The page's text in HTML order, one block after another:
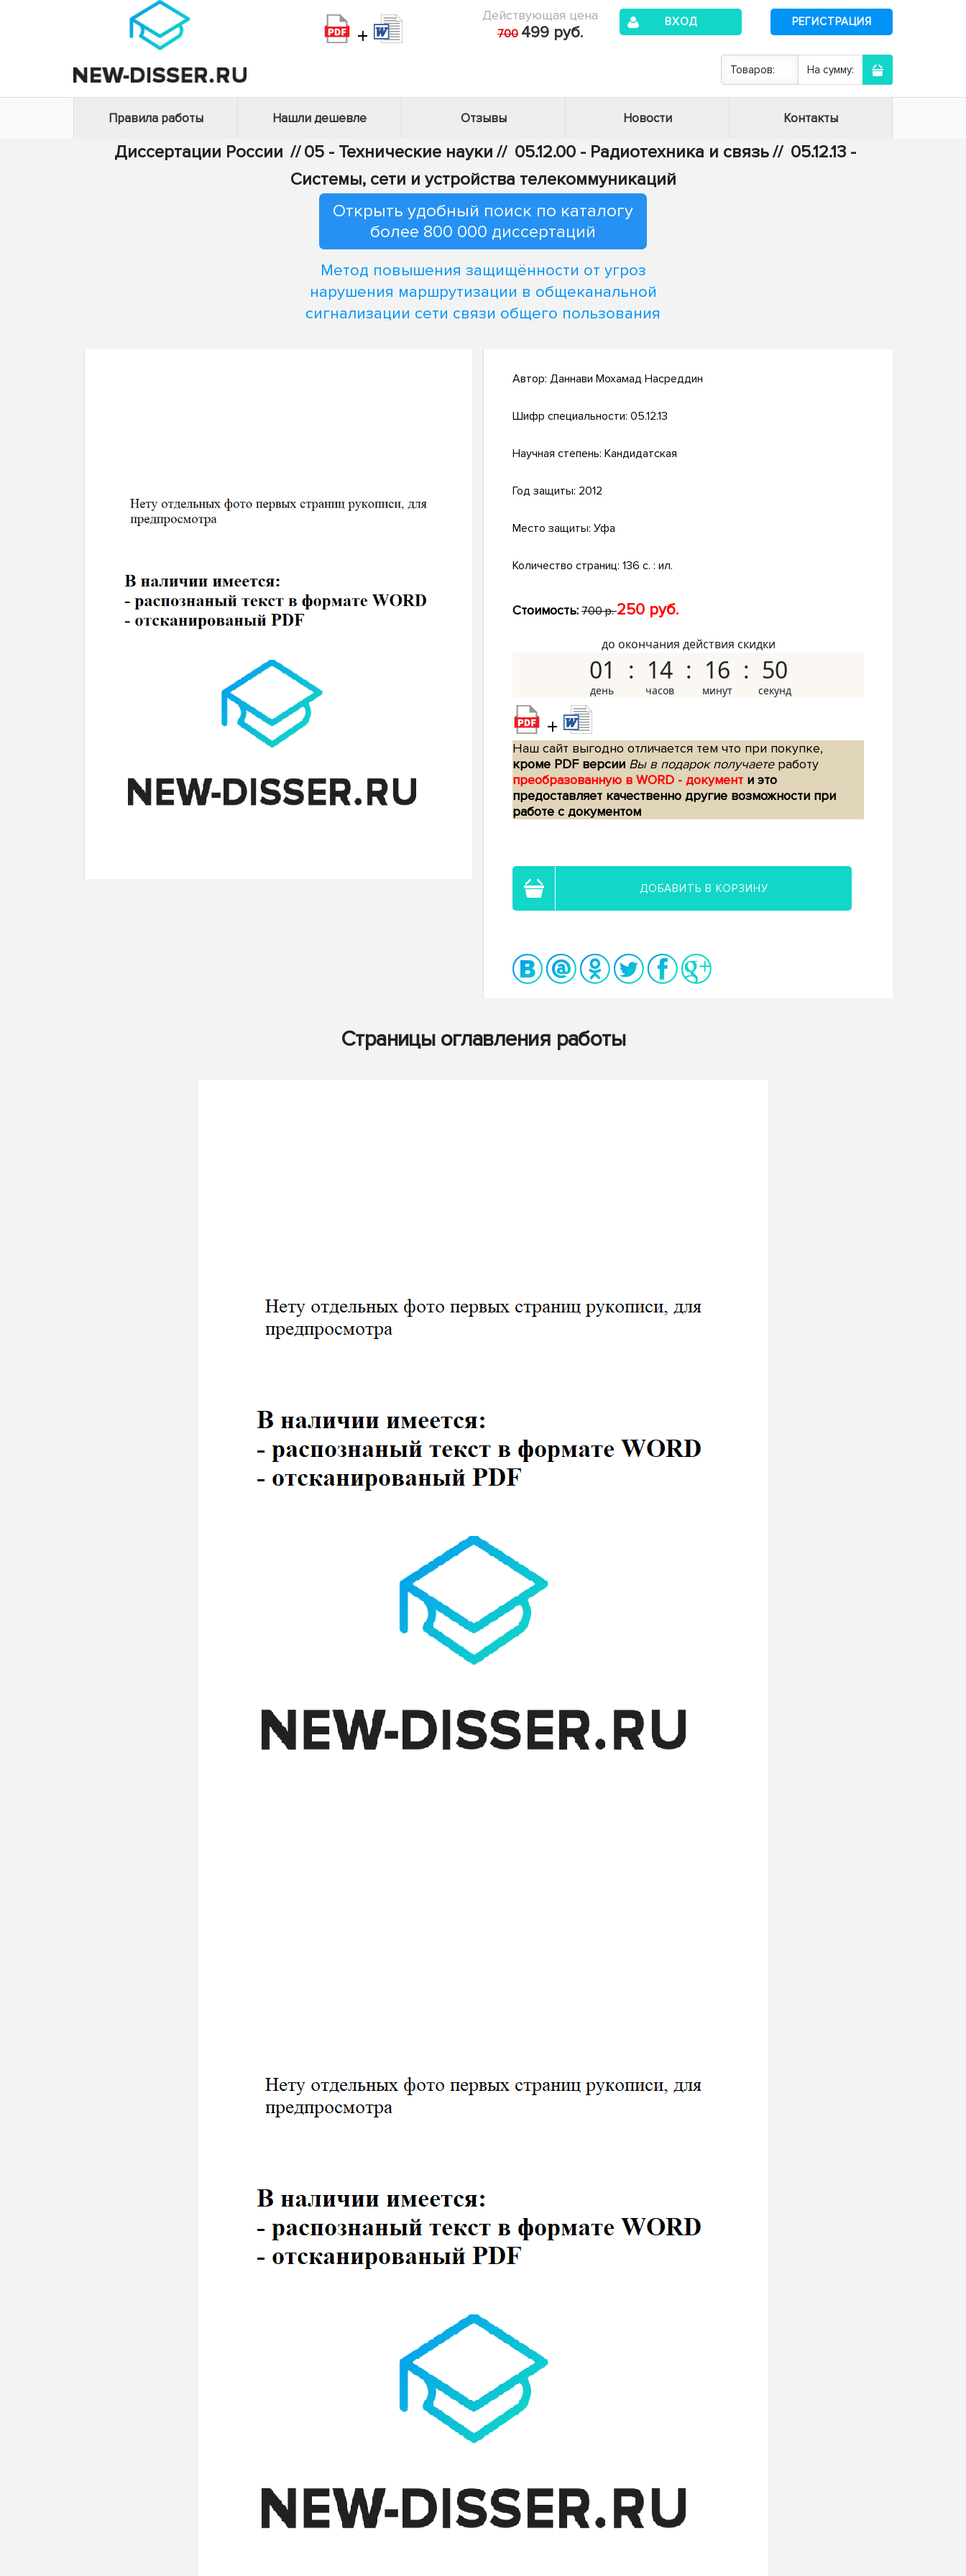
+
Действующая цена
700 499 руб.
ВХОД РЕГИСТРАЦИЯ
Товаров: На сумму:
Правила работы Нашли дешевле Отзывы Новости Контакты
Диссертации России // 05 - Технические науки // 05.12.00 - Радиотехника и связь// 05.12.13 -
Системы, сети и устройства телекоммуникаций
Открыть удобный поиск по каталогу
более 800 000 диссертаций
Метод повышения защищённости от угроз
нарушения маршрутизации в общеканальной
сигнализации сети связи общего пользования
Автор: Даннави Мохамад Насреддин
Шифр специальности: 05.12.13
Научная степень: Кандидатская
Год защиты: 2012
Место защиты: Уфа
Количество страниц: 136 с. : ил.
Стоимость: 700 р.250 руб.
до окончания действия скидки
01 14 16 49
+
Наш сайт выгодно отличается тем что при покупке,
кроме PDF версии Вы в подарок получаетеработу
преобразованную в WORD - документ и это
предоставляет качественно другие возможности при
работе с документом
ДОБАВИТЬ В КОРЗИНУ
Страницы оглавления работы